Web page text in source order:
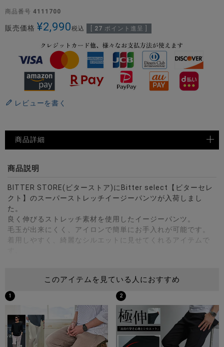
商品番号 4111700
販売価格 ¥2,990税込 27 ポイント進呈 ]
レビューを書く
商品詳細
商品説明
BITTER STORE(ビターストア)にBitter select【ビターセレ
クト】のスーパーストレッチイージーパンツが入荷しまし
た。
良く伸びるストレッチ素材を使用したイージーパンツ。
毛玉が出来にくく、アイロンで簡単にお手入れが可能です。
着用しやすく、綺麗なシルエットに見せてくれるアイテムで
ェアとしてもオススメです。
※モデル画像は照明などの影響により実際の商品と異なる場合
がございます。
このアイテムを見ている人におすすめ
1 2